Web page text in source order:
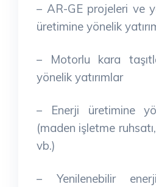
– AR-GE projeleri ve
üretimine yönelik
– Motorlu kara
yönelik yatırımlar
– Enerji üretimine
(maden işletme
vb.)
– Yenilenebilir